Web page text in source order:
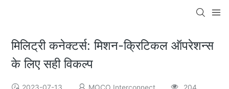
मिलिट्री कनेक्टर्स: मिशन-क्रिटिकल ऑपरेशन्स
के लिए सही विकल्प